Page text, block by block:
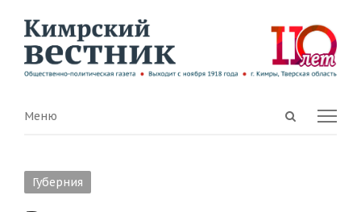
Open
Menu
Меню
Губерния